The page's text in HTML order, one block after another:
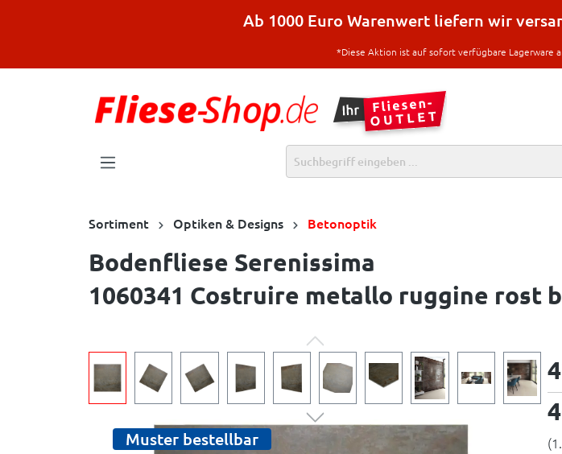
Ab 1000 Euro Warenwert liefern wir
*Diese Aktion ist auf sofort verfügbare Lagerware
Sortiment Optiken & Designs Betonoptik
Bodenfliese Serenissima
1060341 Costruire metallo ruggine rost
Muster bestellbar